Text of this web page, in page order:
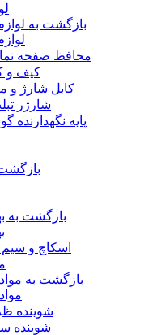
بازگشت به
محافظ صفحه
کیف و
کابل شارژ و
شارژر
پایه نگهدارنده
بازگشت به
اسکاچ و
بازگشت به
شوینده
شوینده